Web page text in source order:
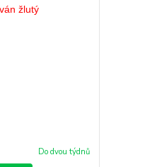
Do dvou týdnů